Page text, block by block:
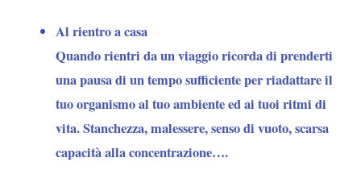
Al rientro a casa
Quando rientri da un viaggio ricorda di prenderti
una pausa di un tempo sufficiente per riadattare il
tuo organismo al tuo ambiente ed ai tuoi ritmi di
vita. Stanchezza, malessere, senso di vuoto, scarsa
capacità alla concentrazione….